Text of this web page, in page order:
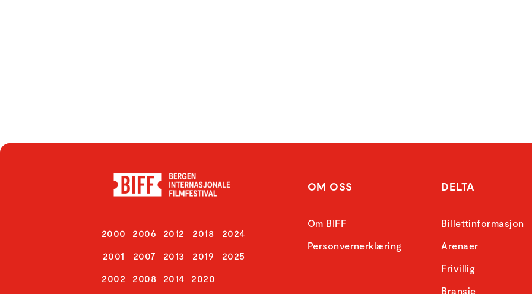
2000
2001
2002
2006
2007
2008
2012
2013
2014
2018
2019
2020
2024
2025
OM OSS
Om BIFF
Personvernerklæring
DELTA
Billettinformasjon
Arenaer
Frivillig
Bransje